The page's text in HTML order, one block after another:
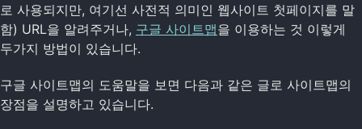
로 사용되지만, 여기선 사전적 의미인 웹사이트 첫페이지를 말
함) URL을 알려주거나, 구글 사이트맵을 이용하는 것 이렇게
두가지 방법이 있습니다.
구글 사이트맵의 도움말을 보면 다음과 같은 글로 사이트맵의
장점을 설명하고 있습니다.